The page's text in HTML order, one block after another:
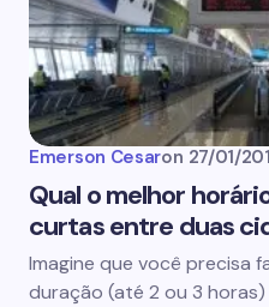
Emerson Cesaron 27/01/
Qual o melhor
curtas entre duas
Imagine que você precisa
duração (até 2 ou 3 horas)